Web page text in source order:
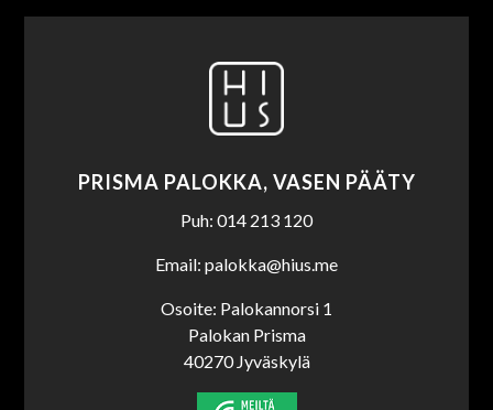
PRISMA PALOKKA, VASEN PÄÄTY
Puh: 014 213 120
Email: palokka@hius.me
Osoite: Palokannorsi 1
Palokan Prisma
40270 Jyväskylä